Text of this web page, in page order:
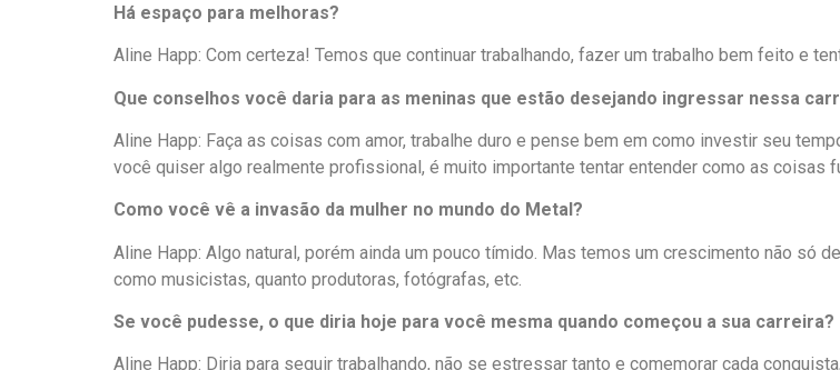
Há espaço para melhoras?
Aline Happ: Com certeza! Temos que continuar trabalhando, fazer um trabalho bem feito e
Que conselhos você daria para as meninas que estão desejando ingressar nessa
Aline Happ: Faça as coisas com amor, trabalhe duro e pense bem em como investir seu
você quiser algo realmente profissional, é muito importante tentar entender como as coisas
Como você vê a invasão da mulher no mundo do Metal?
Aline Happ: Algo natural, porém ainda um pouco tímido. Mas temos um crescimento não só
como musicistas, quanto produtoras, fotógrafas, etc.
Se você pudesse, o que diria hoje para você mesma quando começou a sua carreira?
Aline Happ: Diria para seguir trabalhando, não se estressar tanto e comemorar cada